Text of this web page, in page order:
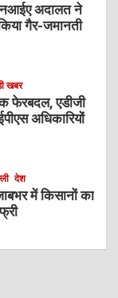
अदालत ने
गैर-जमानती
खबर
फेरबदल, एडीजी
अधिकारियों
देश
में किसानों का